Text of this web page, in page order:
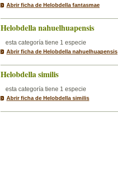
Abrir ficha de Helobdella fantasmae
Helobdella nahuelhuapensis
esta categoría tiene 1 especie
Abrir ficha de Helobdella nahuelhuapensis
Helobdella similis
esta categoría tiene 1 especie
Abrir ficha de Helobdella similis